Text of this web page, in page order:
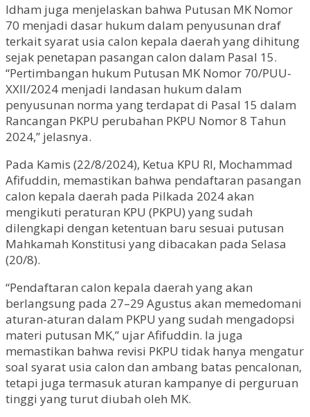
Idham juga menjelaskan bahwa Putusan MK Nomor
70 menjadi dasar hukum dalam penyusunan draf
terkait syarat usia calon kepala daerah yang dihitung
sejak penetapan pasangan calon dalam Pasal 15.
“Pertimbangan hukum Putusan MK Nomor 70/PUU-
XXII/2024 menjadi landasan hukum dalam
penyusunan norma yang terdapat di Pasal 15 dalam
Rancangan PKPU perubahan PKPU Nomor 8 Tahun
2024,” jelasnya.
Pada Kamis (22/8/2024), Ketua KPU RI, Mochammad
Afifuddin, memastikan bahwa pendaftaran pasangan
calon kepala daerah pada Pilkada 2024 akan
mengikuti peraturan KPU (PKPU) yang sudah
dilengkapi dengan ketentuan baru sesuai putusan
Mahkamah Konstitusi yang dibacakan pada Selasa
(20/8).
“Pendaftaran calon kepala daerah yang akan
berlangsung pada 27–29 Agustus akan memedomani
aturan-aturan dalam PKPU yang sudah mengadopsi
materi putusan MK,” ujar Afifuddin. Ia juga
memastikan bahwa revisi PKPU tidak hanya mengatur
soal syarat usia calon dan ambang batas pencalonan,
tetapi juga termasuk aturan kampanye di perguruan
tinggi yang turut diubah oleh MK.